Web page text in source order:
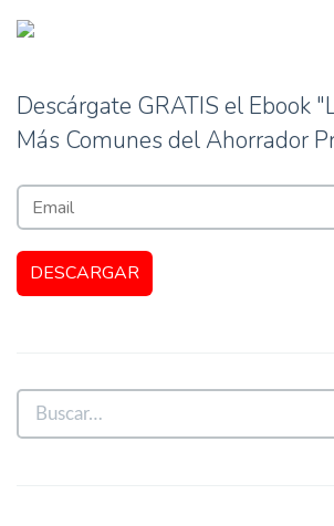
Descárgate GRATIS el Ebook
Más Comunes del Ahorrador